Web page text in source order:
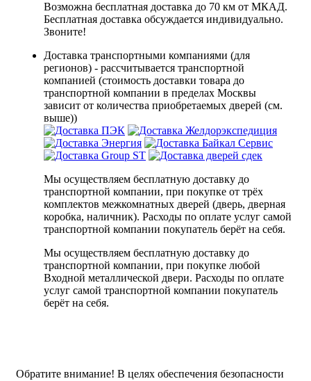
Возможна бесплатная доставка до 70 км от МКАД.
Бесплатная доставка обсуждается индивидуально.
Звоните!
Доставка транспортными компаниями (для
регионов) - рассчитывается транспортной
компанией (стоимость доставки товара до
транспортной компании в пределах Москвы
зависит от количества приобретаемых дверей (см.
выше))
Мы осуществляем бесплатную доставку до
транспортной компании, при покупке от трёх
комплектов межкомнатных дверей (дверь, дверная
коробка, наличник). Расходы по оплате услуг самой
транспортной компании покупатель берёт на себя.
Мы осуществляем бесплатную доставку до
транспортной компании, при покупке любой
Входной металлической двери. Расходы по оплате
услуг самой транспортной компании покупатель
берёт на себя.
Обратите внимание! В целях обеспечения безопасности